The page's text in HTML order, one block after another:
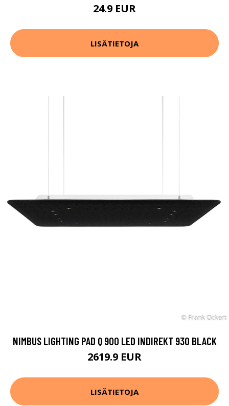
24.9 EUR
LISÄTIETOJA
NIMBUS LIGHTING PAD Q 900 LED INDIREKT 930 BLACK
2619.9 EUR
LISÄTIETOJA